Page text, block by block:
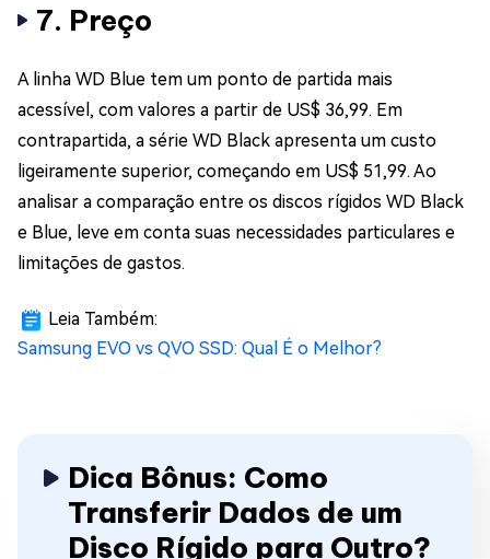
7. Preço
A linha WD Blue tem um ponto de partida mais
acessível, com valores a partir de US$ 36,99. Em
contrapartida, a série WD Black apresenta um custo
ligeiramente superior, começando em US$ 51,99. Ao
analisar a comparação entre os discos rígidos WD Black
e Blue, leve em conta suas necessidades particulares e
limitações de gastos.
Leia Também:
Samsung EVO vs QVO SSD: Qual É o Melhor?
Dica Bônus: Como
Transferir Dados de um
Disco Rígido para Outro?